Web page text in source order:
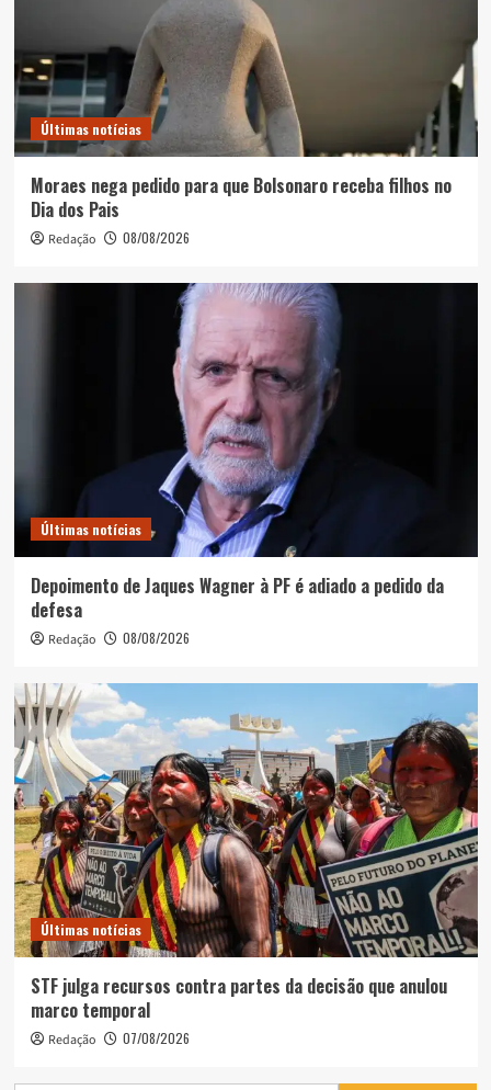
Últimas notícias
Moraes nega pedido para que Bolsonaro receba filhos no
Dia dos Pais
Redação 08/08/2026
Últimas notícias
Depoimento de Jaques Wagner à PF é adiado a pedido da
defesa
Redação 08/08/2026
Últimas notícias
STF julga recursos contra partes da decisão que anulou
marco temporal
Redação 07/08/2026